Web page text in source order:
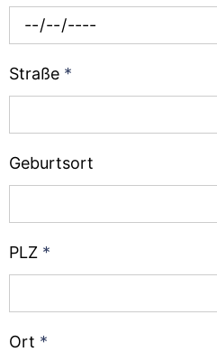
Straße *
Geburtsort
PLZ *
Ort *